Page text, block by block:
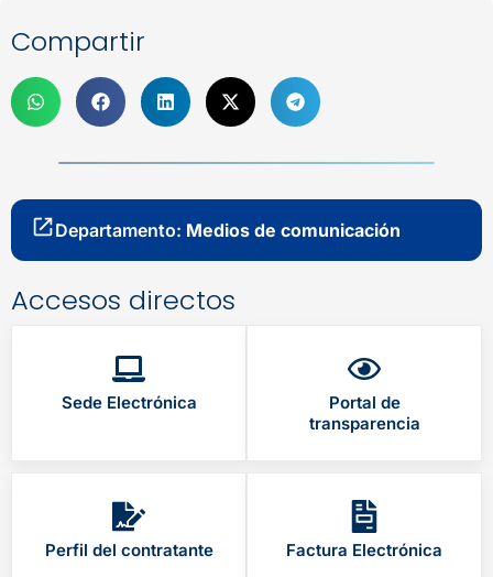
Compartir
Departamento: Medios de comunicación
Accesos directos
Sede Electrónica
Portal de
transparencia
Perfil del contratante Factura Electrónica